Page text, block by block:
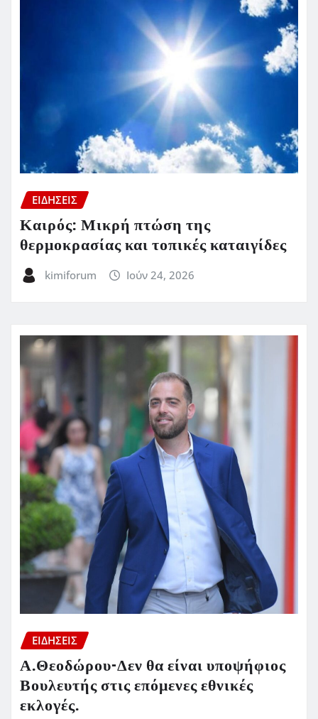
ΕΙΔΗΣΕΙΣ
Καιρός: Μικρή πτώση της
θερμοκρασίας και τοπικές καταιγίδες
kimiforum Ιούν 24, 2026
ΕΙΔΗΣΕΙΣ
Α.Θεοδώρου-Δεν θα είναι υποψήφιος
Βουλευτής στις επόμενες εθνικές
εκλογές.